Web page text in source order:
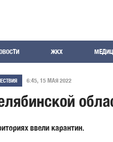
ЖКХ
6:45, 15 МАЯ 2022
ввели карантин.